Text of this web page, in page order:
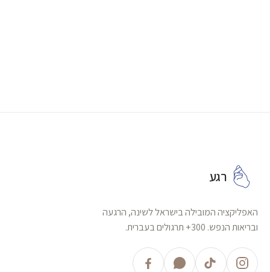
רגע
האפליקציה המובילה בישראל לשינה, הרגעה
ובריאות הנפש. 300+ תרגולים בעברית.